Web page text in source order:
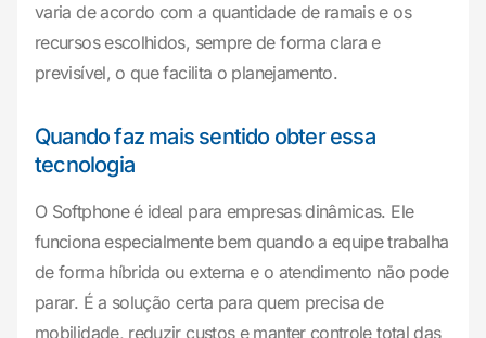
varia de acordo com a quantidade de ramais e os
recursos escolhidos, sempre de forma clara e
previsível, o que facilita o planejamento.
Quando faz mais sentido obter essa
tecnologia
O Softphone é ideal para empresas dinâmicas. Ele
funciona especialmente bem quando a equipe trabalha
de forma híbrida ou externa e o atendimento não pode
parar. É a solução certa para quem precisa de
mobilidade, reduzir custos e manter controle total das